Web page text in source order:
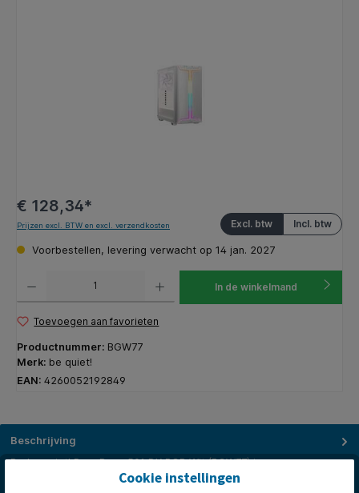
€ 128,34*
Incl. btw
Excl. btw
Prijzen excl. BTW en excl. verzendkosten
Voorbestellen, levering verwacht op 14 jan. 2027
In de winkelmand
Toevoegen aan favorieten
Productnummer: BGW77
Merk: be quiet!
EAN: 4260052192849
Beschrijving
De be quiet! Pure Base 501 DX RGB Wit (BGW77) is een
hoogwaardige midi-tower behuizing die optimale luchtstroom
Cookie instellingen